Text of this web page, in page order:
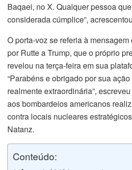
Baqaei, no X. Qualquer pessoa
considerada cúmplice”,
O porta-voz se referia à
por Rutte a Trump, que o próprio
revelou na terça-feira em sua
“Parabéns e obrigado por sua
realmente extraordinária”,
aos bombardeios americanos
contra locais nucleares
Natanz.
Conteúdo: